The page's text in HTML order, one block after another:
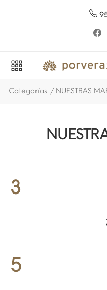
Categorías NUESTRAS
3
5